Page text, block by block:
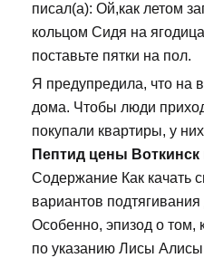
писал(а): Ой,как летом
кольцом Сидя на
поставьте пятки на пол.
Я предупредила, что на
дома. Чтобы люди
покупали квартиры, у
Пептид цены Воткинск
Содержание Как качать
вариантов
Особенно, эпизод о том,
по указанию Лисы